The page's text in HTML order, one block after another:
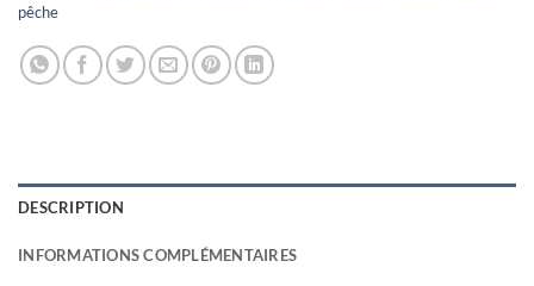
pêche
DESCRIPTION
INFORMATIONS COMPLÉMENTAIRES